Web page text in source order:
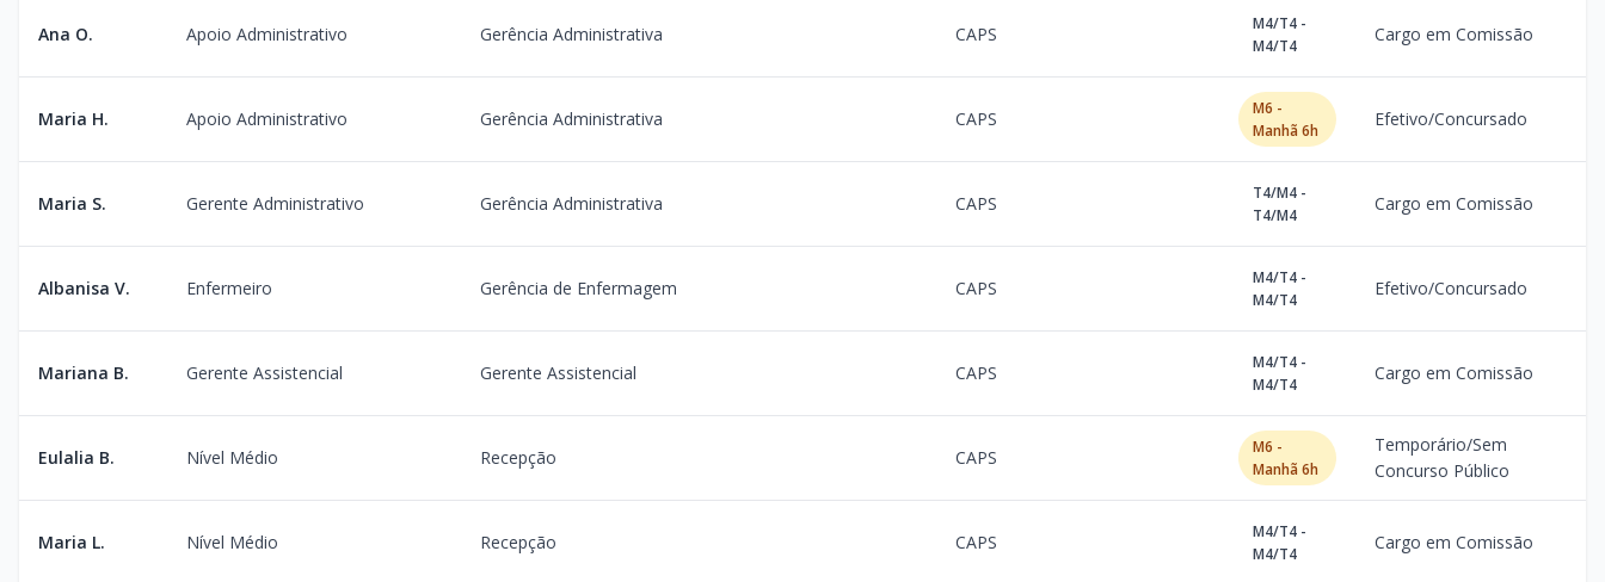
Ana O. Apoio Administrativo Gerência Administrativa CAPS
M4/T4 -
M4/T4
Cargo em Comissão
Maria H. Apoio Administrativo Gerência Administrativa CAPS
M6 -
Manhã 6h
Efetivo/Concursado
Maria S. Gerente Administrativo Gerência Administrativa CAPS
T4/M4 -
T4/M4
Cargo em Comissão
Albanisa V. Enfermeiro Gerência de Enfermagem CAPS
M4/T4 -
M4/T4
Efetivo/Concursado
Mariana B. Gerente Assistencial Gerente Assistencial CAPS
M4/T4 -
M4/T4
Cargo em Comissão
Eulalia B. Nível Médio Recepção CAPS
M6 -
Manhã 6h
Temporário/Sem
Concurso Público
Maria L. Nível Médio Recepção CAPS
M4/T4 -
M4/T4
Cargo em Comissão